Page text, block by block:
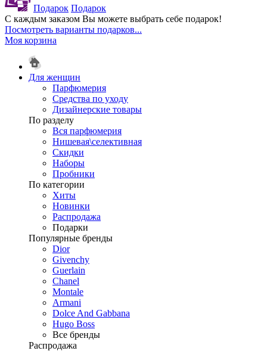
Подарок Подарок
С каждым заказом Вы можете выбрать себе подарок!
Посмотреть варианты подарков...
Моя корзина
Для женщин
Парфюмерия
Средства по уходу
Дизайнерские товары
По разделу
Вся парфюмерия
Нишевая\селективная
Скидки
Наборы
Пробники
По категории
Хиты
Новинки
Распродажа
Подарки
Популярные бренды
Dior
Givenchy
Guerlain
Chanel
Montale
Armani
Dolce And Gabbana
Hugo Boss
Все бренды
Распродажа